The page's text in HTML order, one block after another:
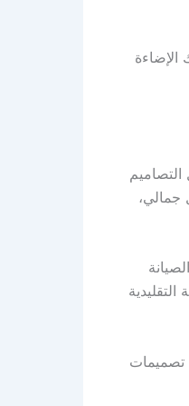
جمالي،
تصميمات